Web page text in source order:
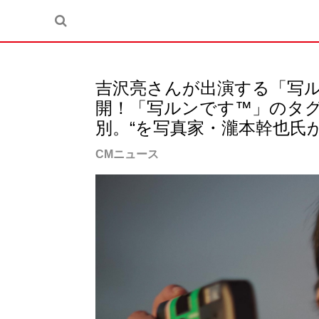
吉沢亮さんが出演する「写
開！「写ルンです™」のタ
別。“を写真家・瀧本幹也氏
CMニュース